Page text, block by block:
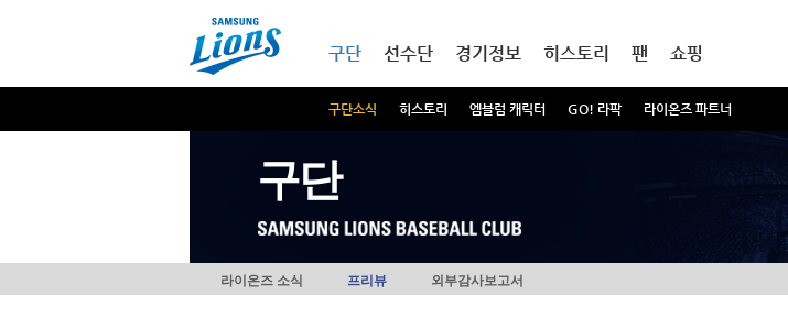
구단
구단소식 히스토리 엠블럼 캐릭터 GO! 라팍 라이온즈 파트너
선수단 경기정보 히스토리 팬 쇼핑
구단
라이온즈 소식 프리뷰 외부감사보고서